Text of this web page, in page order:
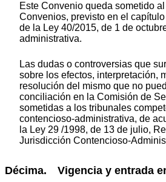
Este Convenio queda sometido
Convenios, previsto en el
de la Ley 40/2015, de 1 de
administrativa.
Las dudas o controversias que
sobre los efectos, interpretación,
resolución del mismo que no
conciliación en la Comisión de
sometidas a los tribunales
contencioso-administrativa, de
la Ley 29 /1998, de 13 de julio,
Jurisdicción Contencioso-
Décima. Vigencia y entrada